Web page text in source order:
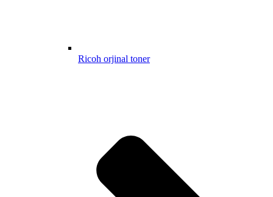
Ricoh orjinal toner